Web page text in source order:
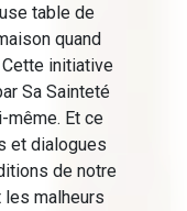
table de
quand
Cette initiative
Sa Sainteté
même. Et ce
et dialogues
de notre
malheurs